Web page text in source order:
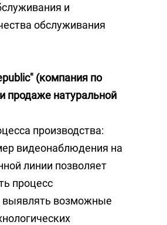
и
обслуживания
(компания по
продаже натуральной
производства:
видеонаблюдения на
линии позволяет
процесс
выявлять возможные